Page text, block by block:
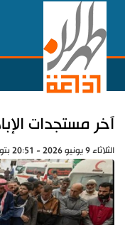
آخر مستجدات
الثلاثاء 9 يونيو 2026 - 20:51 بتوقيت طهران